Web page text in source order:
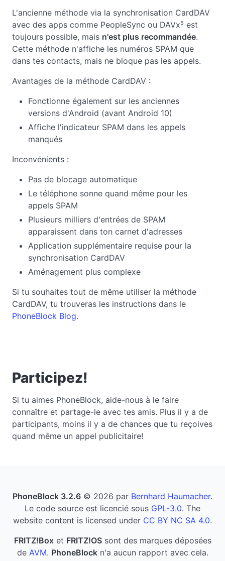
L'ancienne méthode via la synchronisation CardDAV
avec des apps comme PeopleSync ou DAVx⁵ est
toujours possible, mais n'est plus recommandée.
Cette méthode n'affiche les numéros SPAM que
dans tes contacts, mais ne bloque pas les appels.
Avantages de la méthode CardDAV :
Fonctionne également sur les anciennes
versions d'Android (avant Android 10)
Affiche l'indicateur SPAM dans les appels
manqués
Inconvénients :
Pas de blocage automatique
Le téléphone sonne quand même pour les
appels SPAM
Plusieurs milliers d'entrées de SPAM
apparaissent dans ton carnet d'adresses
Application supplémentaire requise pour la
synchronisation CardDAV
Aménagement plus complexe
Si tu souhaites tout de même utiliser la méthode
CardDAV, tu trouveras les instructions dans le
PhoneBlock Blog.
Participez!
Si tu aimes PhoneBlock, aide-nous à le faire
connaître et partage-le avec tes amis. Plus il y a de
participants, moins il y a de chances que tu reçoives
quand même un appel publicitaire!
PhoneBlock 3.2.6 © 2026 par Bernhard Haumacher.
Le code source est licencié sous GPL-3.0. The
website content is licensed under CC BY NC SA 4.0.
FRITZ!Boxet FRITZ!OSsont des marques déposées
de AVM. PhoneBlockn'a aucun rapport avec cela.